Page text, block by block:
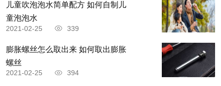
骑行虽好，但这4点留意
注意你的座位选择
儿童吹泡泡水简单配方 如何自制儿
童泡泡水
2021-02-25 339
膨胀螺丝怎么取出来 如何取出膨胀
螺丝
2021-02-25 394